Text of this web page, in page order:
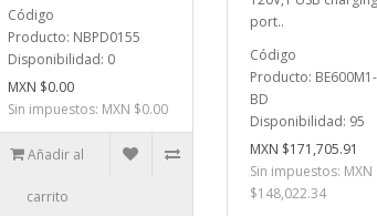
Código
Producto: NBPD0155
Disponibilidad: 0
MXN $0.00
Sin impuestos: MXN $0.00
Añadir al
carrito
port..
Código
Producto:
BD
Disponibilidad: 95
MXN $171,705.91
Sin impuestos: MXN
$148,022.34